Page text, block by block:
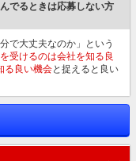
でるときは応募しない方
で大丈夫なのか」という
受けるのは会社を知る良
る良い機会と捉えると良い